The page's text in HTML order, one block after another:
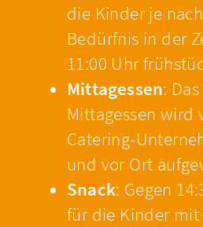
die Kinder je
Bedürfnis in der
11:00 Uhr
Mittagessen:
Mittagessen wird
Catering-
und vor Ort
Snack: Gegen
für die Kinder mit